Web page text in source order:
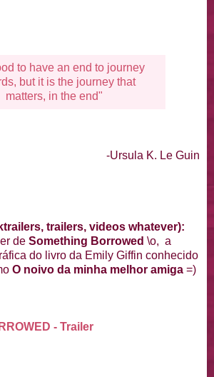
to have an end to journey
but it is the journey that
matters, in the end"
-Ursula K. Le Guin
trailers, videos whatever):
de Something Borrowed \o, a
do livro da Emily Giffin conhecido
O noivo da minha melhor amiga =)
- Trailer